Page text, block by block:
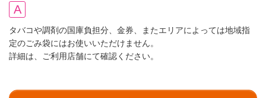
タバコや調剤の国庫負担分、金券、またエリアによっては地域指
定のごみ袋にはお使いいただけません。
詳細は、ご利用店舗にて確認ください。